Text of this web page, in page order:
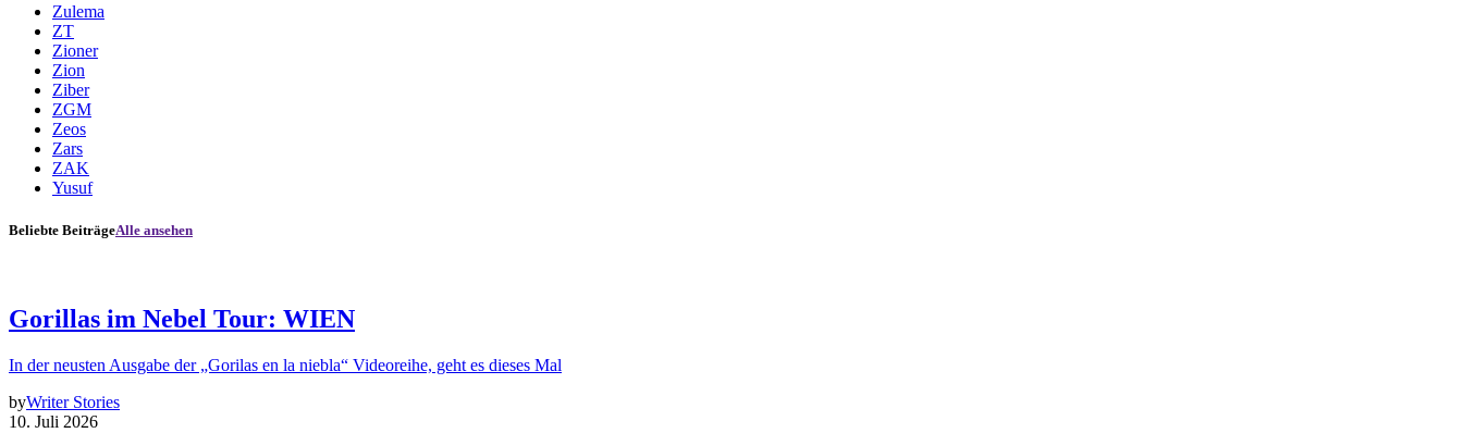
Zulema
ZT
Zioner
Zion
Ziber
ZGM
Zeos
Zars
ZAK
Yusuf
Beliebte BeiträgeAlle ansehen
Gorillas im Nebel Tour: WIEN
In der neusten Ausgabe der „Gorilas en la niebla“ Videoreihe, geht es dieses Mal
byWriter Stories
10. Juli 2026